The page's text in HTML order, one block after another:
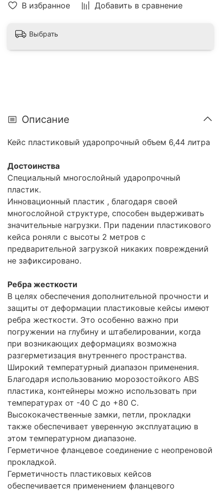
В избранное Добавить в сравнение
Выбрать
Описание
Кейс пластиковый ударопрочный объем 6,44 литра
Достоинства
Специальный многослойный ударопрочный
пластик.
Инновационный пластик , благодаря своей
многослойной структуре, способен выдерживать
значительные нагрузки. При падении пластикового
кейса роняли с высоты 2 метров с
предварительной загрузкой никаких повреждений
не зафиксировано.
Ребра жесткости
В целях обеспечения дополнительной прочности и
защиты от деформации пластиковые кейсы имеют
ребра жесткости. Это особенно важно при
погружении на глубину и штабелировании, когда
при возникающих деформациях возможна
разгерметизация внутреннего пространства.
Широкий температурный диапазон применения.
Благодаря использованию морозостойкого ABS
пластика, контейнеры можно использовать при
температурах от -40 С до +80 С.
Высококачественные замки, петли, прокладки
также обеспечивает уверенную эксплуатацию в
этом температурном диапазоне.
Герметичное фланцевое соединение с неопреновой
прокладкой.
Герметичность пластиковых кейсов
обеспечивается применением фланцевого